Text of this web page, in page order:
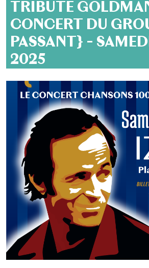
TRIBUTE
CONCERT DU
PASSANT} –
2025